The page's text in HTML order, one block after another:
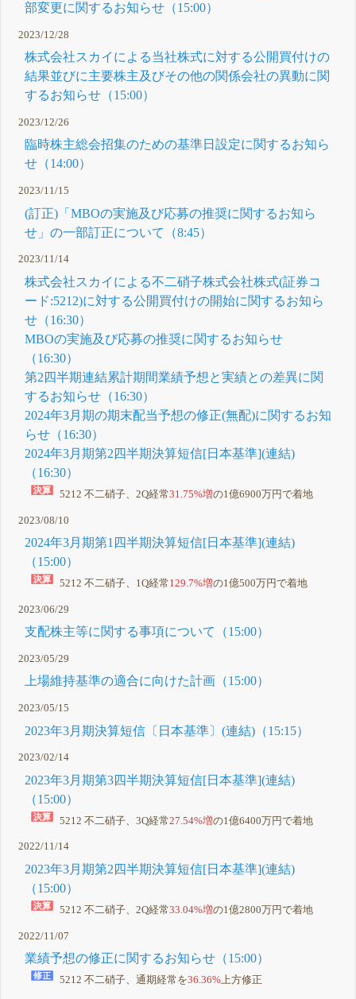
部変更に関するお知らせ（15:00）
2023/12/28
株式会社スカイによる当社株式に対する公開買付けの
結果並びに主要株主及びその他の関係会社の異動に関
するお知らせ（15:00）
2023/12/26
臨時株主総会招集のための基準日設定に関するお知ら
せ（14:00）
2023/11/15
(訂正)「MBOの実施及び応募の推奨に関するお知ら
せ」の一部訂正について（8:45）
2023/11/14
株式会社スカイによる不二硝子株式会社株式(証券コ
ード:5212)に対する公開買付けの開始に関するお知ら
せ（16:30）
MBOの実施及び応募の推奨に関するお知らせ
（16:30）
第2四半期連結累計期間業績予想と実績との差異に関
するお知らせ（16:30）
2024年3月期の期末配当予想の修正(無配)に関するお知
らせ（16:30）
2024年3月期第2四半期決算短信[日本基準](連結)
（16:30）
5212 不二硝子、2Q経常31.75%増の1億6900万円で着地
2023/08/10
2024年3月期第1四半期決算短信[日本基準](連結)
（15:00）
5212 不二硝子、1Q経常129.7%増の1億500万円で着地
2023/06/29
支配株主等に関する事項について（15:00）
2023/05/29
上場維持基準の適合に向けた計画（15:00）
2023/05/15
2023年3月期決算短信〔日本基準〕(連結)（15:15）
2023/02/14
2023年3月期第3四半期決算短信[日本基準](連結)
（15:00）
5212 不二硝子、3Q経常27.54%増の1億6400万円で着地
2022/11/14
2023年3月期第2四半期決算短信[日本基準](連結)
（15:00）
5212 不二硝子、2Q経常33.04%増の1億2800万円で着地
2022/11/07
業績予想の修正に関するお知らせ（15:00）
5212 不二硝子、通期経常を36.36%上方修正